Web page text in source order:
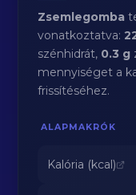
Zsemlegomba
vonatkoztatva:
szénhidrát, 0.3 g
mennyiséget a
frissítéséhez.
ALAPMAKRÓK
Kalória (kcal)